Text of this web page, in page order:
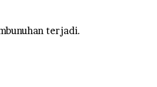
terjadi.